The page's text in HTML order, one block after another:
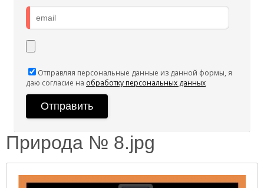
Отправляя персональные данные из данной формы, я
даю согласие на обработку персональных данных
Природа № 8.jpg